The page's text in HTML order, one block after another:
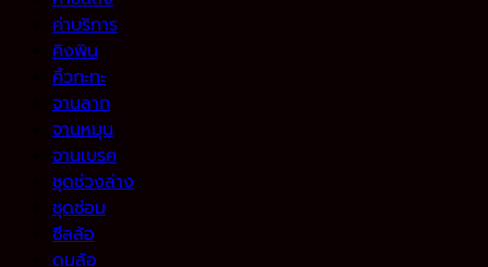
ค่าบริการ
คิงพิน
คิ้วกะทะ
จานลาก
จานหมุน
จานเบรค
ชุดช่วงล่าง
ชุดซ่อม
ซีลล้อ
ดุมล้อ